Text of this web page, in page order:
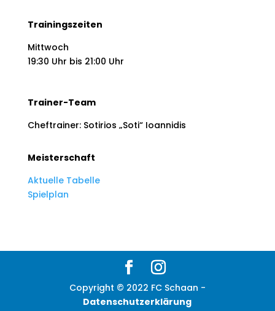
Trainingszeiten
Mittwoch
19:30 Uhr bis 21:00 Uhr
Trainer-Team
Cheftrainer: Sotirios „Soti“ Ioannidis
Meisterschaft
Aktuelle Tabelle
Spielplan
Copyright © 2022 FC Schaan -
Datenschutzerklärung